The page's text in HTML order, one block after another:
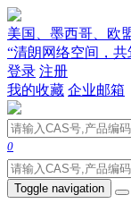
美国、墨西哥、欧
“清朗网络空间，
登录 注册
我的收藏 企业邮箱
0
Toggle navigation